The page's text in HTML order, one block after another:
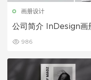
画册设计
公司简介 InDesign画
986